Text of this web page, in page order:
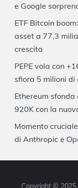
e Google
ETF Bitcoin
asset a 77,3
crescita
PEPE vola con
sfiora 5 milioni
Ethereum
920K con la
Momento
di Anthropic e
Copyright © 2025